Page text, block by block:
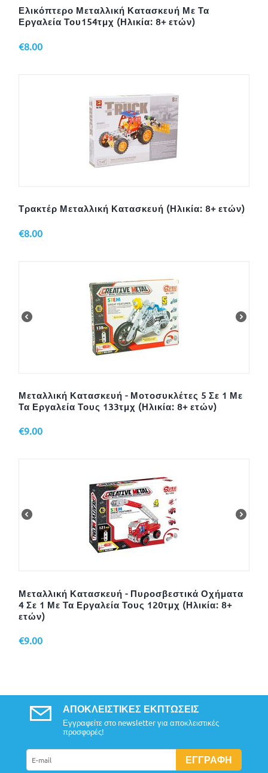
Ελικόπτερο Μεταλλική Κατασκευή Με Τα
Εργαλεία Του154τμχ (Ηλικία: 8+ ετών)
€8.00
Τρακτέρ Μεταλλική Κατασκευή (Ηλικία: 8+ ετών)
€8.00
Μεταλλική Κατασκευή - Μοτοσυκλέτες 5 Σε 1 Με
Τα Εργαλεία Τους 133τμχ (Ηλικία: 8+ ετών)
€9.00
Μεταλλική Κατασκευή - Πυροσβεστικά Οχήματα
4 Σε 1 Με Τα Εργαλεία Τους 120τμχ (Ηλικία: 8+
ετών)
€9.00
ΑΠΟΚΛΕΙΣΤΙΚΈΣ ΕΚΠΤΏΣΕΙΣ
Εγγραφείτε στο newsletter για αποκλειστικές
προσφορές!
ΕΓΓΡΑΦΉ